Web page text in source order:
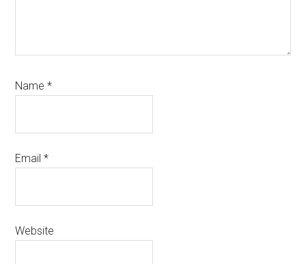
Name*
Email*
Website